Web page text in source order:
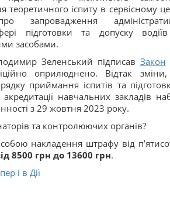
теоретичного іспиту в сервісному
підготовки та допуску
засобами.
Зеленський підписав Закон
оприлюднено. Відтак
приймання іспитів та
навчальних закладів
з 29 жовтня 2023 року.
та контролюючих органів?
накладення штрафу від
8500 грн до 13600 грн.
і в Дії